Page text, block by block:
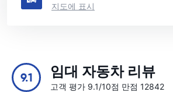
지도에 표시
9.1 임대 자동차 리뷰
고객 평가 9.1/10점 만점 12842